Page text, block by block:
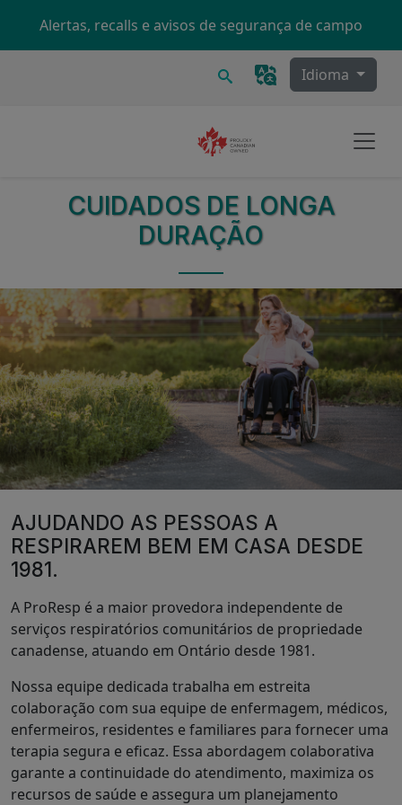
Alertas, recalls e avisos de segurança de campo
Procurar Idioma
CUIDADOS DE LONGA
DURAÇÃO
AJUDANDO AS PESSOAS A
RESPIRAREM BEM EM CASA DESDE
1981.
A ProResp é a maior provedora independente de
serviços respiratórios comunitários de propriedade
canadense, atuando em Ontário desde 1981.
Nossa equipe dedicada trabalha em estreita
colaboração com sua equipe de enfermagem, médicos,
enfermeiros, residentes e familiares para fornecer uma
terapia segura e eficaz. Essa abordagem colaborativa
garante a continuidade do atendimento, maximiza os
recursos de saúde e assegura um planejamento